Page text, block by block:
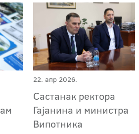
22. апр 2026.
Састанак ректора
Гајанина и министра
Випотника